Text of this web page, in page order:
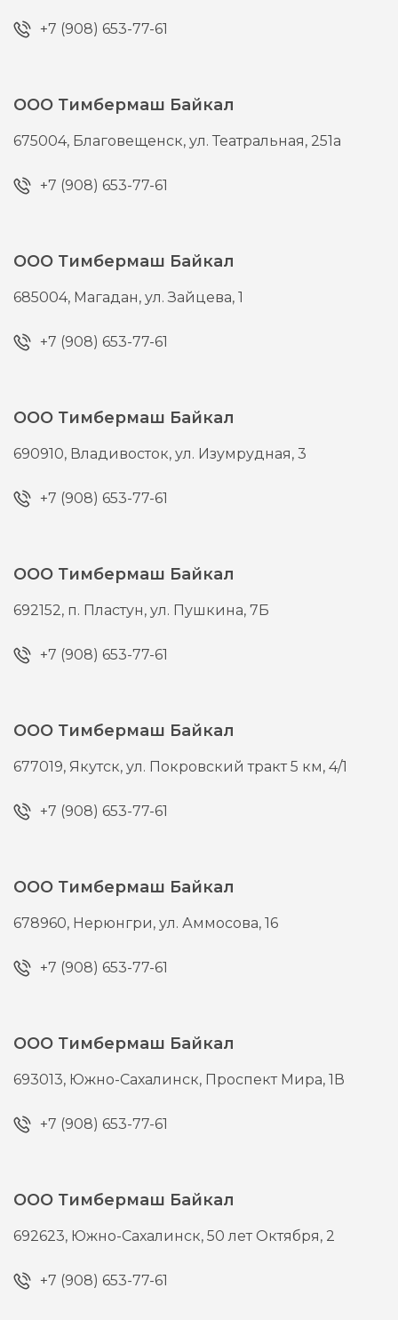
+7 (908) 653-77-61
ООО Тимбермаш Байкал
675004, Благовещенск,ул. Театральная, 251а
+7 (908) 653-77-61
ООО Тимбермаш Байкал
685004, Магадан,ул. Зайцева, 1
+7 (908) 653-77-61
ООО Тимбермаш Байкал
690910, Владивосток,ул. Изумрудная, 3
+7 (908) 653-77-61
ООО Тимбермаш Байкал
692152, п. Пластун,ул. Пушкина, 7Б
+7 (908) 653-77-61
ООО Тимбермаш Байкал
677019, Якутск,ул. Покровский тракт 5 км, 4/1
+7 (908) 653-77-61
ООО Тимбермаш Байкал
678960, Нерюнгри,ул. Аммосова, 16
+7 (908) 653-77-61
ООО Тимбермаш Байкал
693013, Южно-Сахалинск, Проспект Мира, 1В
+7 (908) 653-77-61
ООО Тимбермаш Байкал
692623, Южно-Сахалинск,50 лет Октября, 2
+7 (908) 653-77-61